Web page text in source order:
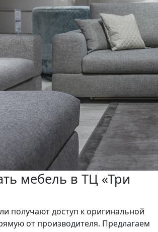
мебель в ТЦ «Три
получают доступ к оригинальной
от производителя. Предлагаем